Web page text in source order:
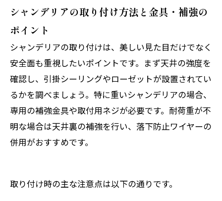
シャンデリアの取り付け方法と金具・補強の
ポイント
シャンデリアの取り付けは、美しい見た目だけでなく
安全面も重視したいポイントです。まず天井の強度を
確認し、引掛シーリングやローゼットが設置されてい
るかを調べましょう。特に重いシャンデリアの場合、
専用の補強金具や取付用ネジが必要です。耐荷重が不
明な場合は天井裏の補強を行い、落下防止ワイヤーの
併用がおすすめです。
取り付け時の主な注意点は以下の通りです。